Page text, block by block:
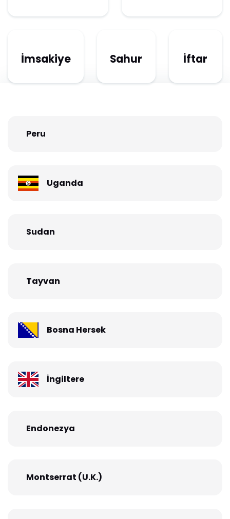
İmsakiye Sahur İftar
Peru
Uganda
Sudan
Tayvan
Bosna Hersek
İngiltere
Endonezya
Montserrat (U.K.)